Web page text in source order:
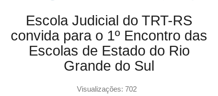
Escola Judicial do TRT-RS
convida para o 1º Encontro das
Escolas de Estado do Rio
Grande do Sul
Visualizações: 702